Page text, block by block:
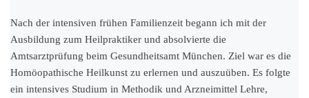
Nach der intensiven frühen Familienzeit begann ich mit der
Ausbildung zum Heilpraktiker und absolvierte die
Amtsarztprüfung beim Gesundheitsamt München. Ziel war es die
Homöopathische Heilkunst zu erlernen und auszuüben. Es folgte
ein intensives Studium in Methodik und Arzneimittel Lehre,